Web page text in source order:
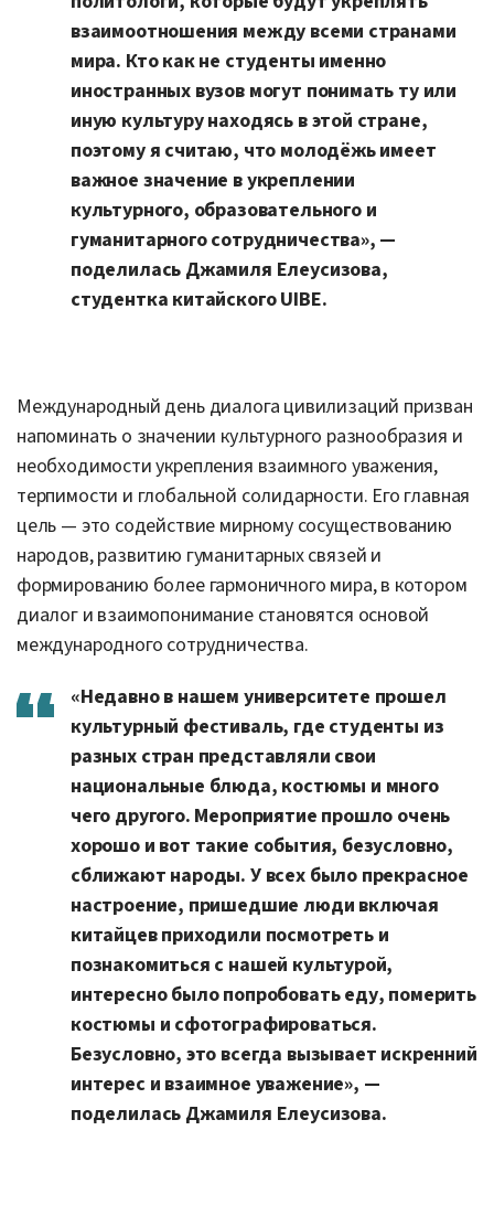
взаимоотношения между всеми странами
мира. Кто как не студенты именно
иностранных вузов могут понимать ту или
иную культуру находясь в этой стране,
поэтому я считаю, что молодёжь имеет
важное значение в укреплении
культурного, образовательного и
гуманитарного сотрудничества», —
поделилась Джамиля Елеусизова,
студентка китайского UIBE.
Международный день диалога цивилизаций призван
напоминать о значении культурного разнообразия и
необходимости укрепления взаимного уважения,
терпимости и глобальной солидарности. Его главная
цель — это содействие мирному сосуществованию
народов, развитию гуманитарных связей и
формированию более гармоничного мира, в котором
диалог и взаимопонимание становятся основой
международного сотрудничества.
«Недавно в нашем университете прошел
культурный фестиваль, где студенты из
разных стран представляли свои
национальные блюда, костюмы и много
чего другого. Мероприятие прошло очень
хорошо и вот такие события, безусловно,
сближают народы. У всех было прекрасное
настроение, пришедшие люди включая
китайцев приходили посмотреть и
познакомиться с нашей культурой,
интересно было попробовать еду, померить
костюмы и сфотографироваться.
Безусловно, это всегда вызывает искренний
интерес и взаимное уважение», —
поделилась Джамиля Елеусизова.